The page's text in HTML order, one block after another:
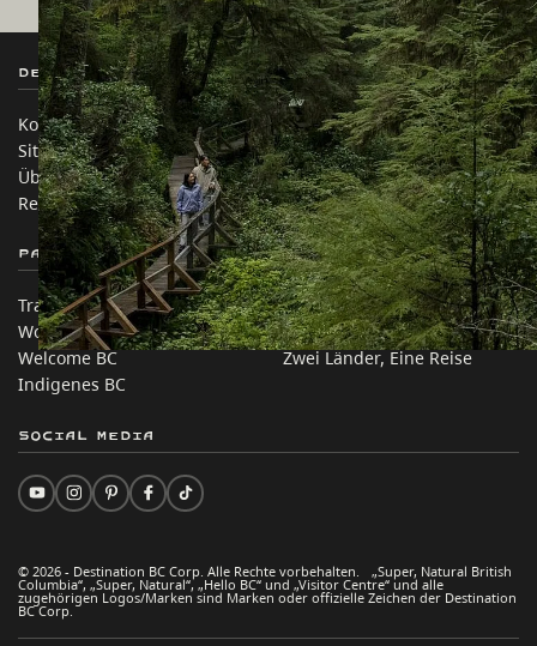
Destination BC
Kontakt
Sitemap
Über uns
Rechtliches & Richtlinien
Unsere Websites
Reisebranche
Medien
Unternehmen
简体中文 – China
Partnerseiten
Trade & Invest BC
Work BC
Welcome BC
Indigenes BC
Auf dieser Website
Reisevorschläge
Praktische Tipps
Zwei Länder, Eine Reise
© 2026 - Destination BC Corp. Alle Rechte vorbehalten. „Super, Natural British
Columbia“, „Super, Natural“, „Hello BC“ und „Visitor Centre“ und alle
zugehörigen Logos/Marken sind Marken oder offizielle Zeichen der Destination
BC Corp.
Social Media